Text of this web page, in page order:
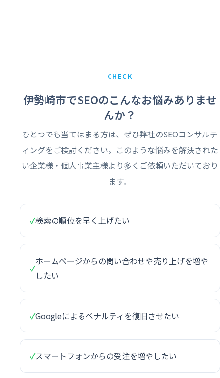
CHECK
伊勢崎市でSEOのこんなお悩みありませ
んか？
ひとつでも当てはまる方は、ぜひ弊社のSEOコンサルテ
ィングをご検討ください。このような悩みを解決された
い企業様・個人事業主様より多くご依頼いただいており
ます。
✓検索の順位を早く上げたい
✓
ホームページからの問い合わせや売り上げを増や
したい
✓Googleによるペナルティを復旧させたい
✓スマートフォンからの受注を増やしたい